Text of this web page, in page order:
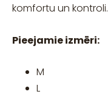
komfortu un kontroli.
Pieejamie izmēri:
M
L